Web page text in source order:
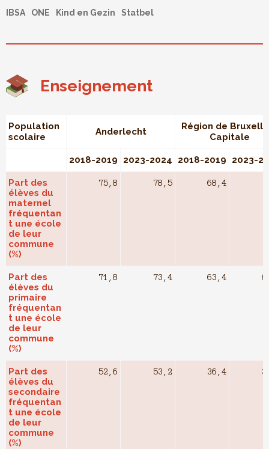
IBSA ONE Kind en Gezin Statbel
Enseignement
Population
scolaire
Anderlecht
Région de
Capitale
2018-2019 2023-2024 2018-2019 2023-
Part des
élèves du
maternel
fréquentan
t une école
de leur
commune
(%)
75,8 78,5 68,4
Part des
élèves du
primaire
fréquentan
t une école
de leur
commune
(%)
71,8 73,4 63,4
Part des
élèves du
secondaire
fréquentan
t une école
de leur
commune
(%)
52,6 53,2 36,4